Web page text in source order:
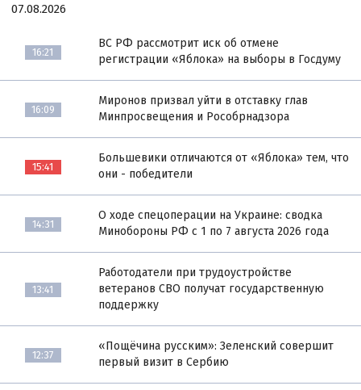
07.08.2026
16:21
ВС РФ рассмотрит иск об отмене
регистрации «Яблока» на выборы в Госдуму
16:09
Миронов призвал уйти в отставку глав
Минпросвещения и Рособрнадзора
15:41
Большевики отличаются от «Яблока» тем, что
они - победители
14:31
О ходе спецоперации на Украине: сводка
Минобороны РФ с 1 по 7 августа 2026 года
13:41
Работодатели при трудоустройстве
ветеранов СВО получат государственную
поддержку
12:37
«Пощёчина русским»: Зеленский совершит
первый визит в Сербию